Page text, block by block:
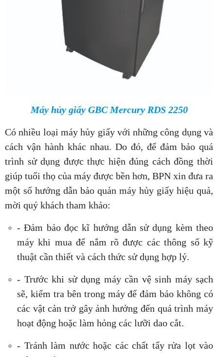
Máy hủy giấy GBC Mercury RDS 2250
Có nhiều loại máy hủy giấy với những công dụng và
cách vận hành khác nhau. Do đó, để đảm bảo quá
trình sử dụng được thực hiện đúng cách đồng thời
giúp tuổi thọ của máy được bền hơn, BPN xin đưa ra
một số hướng dẫn bảo quản máy hủy giấy hiệu quả,
mời quý khách tham khảo:
- Đảm bảo đọc kĩ hướng dẫn sử dụng kèm theo
máy khi mua để nắm rõ được các thông số kỹ
thuật cần thiết và cách thức sử dụng hợp lý.
- Trước khi sử dụng máy cần vệ sinh máy sạch
sẽ, kiểm tra bên trong máy để đảm bảo không có
các vật cản trở gây ảnh hưởng đến quá trình máy
hoạt động hoặc làm hỏng các lưỡi dao cắt.
- Tránh làm nước hoặc các chất tẩy rửa lọt vào